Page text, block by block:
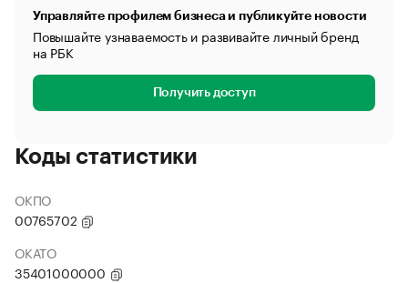
Управляйте профилем бизнеса и публикуйте новости
Повышайте узнаваемость и развивайте личный бренд
на РБК
Получить доступ
Коды статистики
ОКПО
00765702
ОКАТО
35401000000